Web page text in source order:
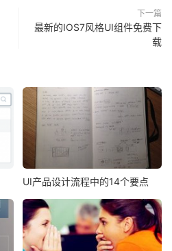
下一篇
最新的IOS7风格UI组件免费下
载
UI产品设计流程中的14个要点